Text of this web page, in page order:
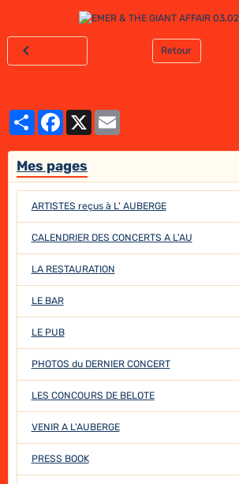
Retour
PartagerFacebook
X
Mes pages
ARTISTES reçus à L' AUBERGE
CALENDRIER DES CONCERTS A L'AU
LA RESTAURATION
LE BAR
LE PUB
PHOTOS du DERNIER CONCERT
LES CONCOURS DE BELOTE
VENIR A L'AUBERGE
PRESS BOOK